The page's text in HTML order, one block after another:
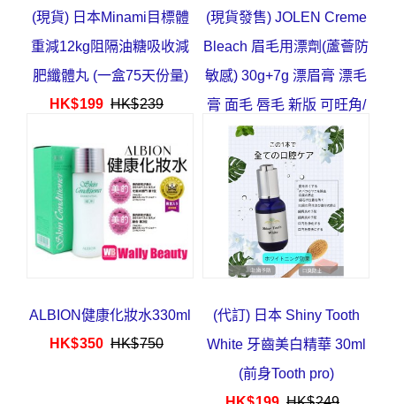
(現貨) 日本Minami目標體
重減12kg阻隔油糖吸收減
肥纖體丸 (一盒75天份量)
HK$199 HK$239
(現貨發售) JOLEN Creme
Bleach 眉毛用漂劑(蘆薈防
敏感) 30g+7g 漂眉膏 漂毛
膏 面毛 唇毛 新版 可旺角/
葵芳/深水埗取
HK$63 HK$ 78
ALBION健康化妝水330ml
HK$350 HK$750
(代訂) 日本 Shiny Tooth
White 牙齒美白精華 30ml
(前身Tooth pro)